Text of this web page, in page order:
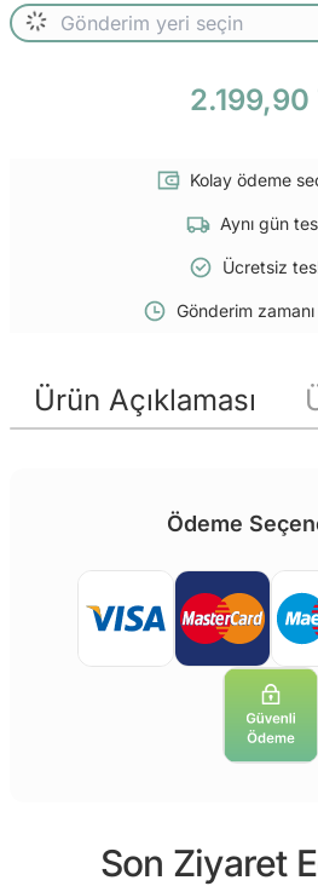
2.199,90
Kolay ödeme
Aynı gün
Ücretsiz
Gönderim
Ürün Açıklaması
Ödeme
Son Ziyaret